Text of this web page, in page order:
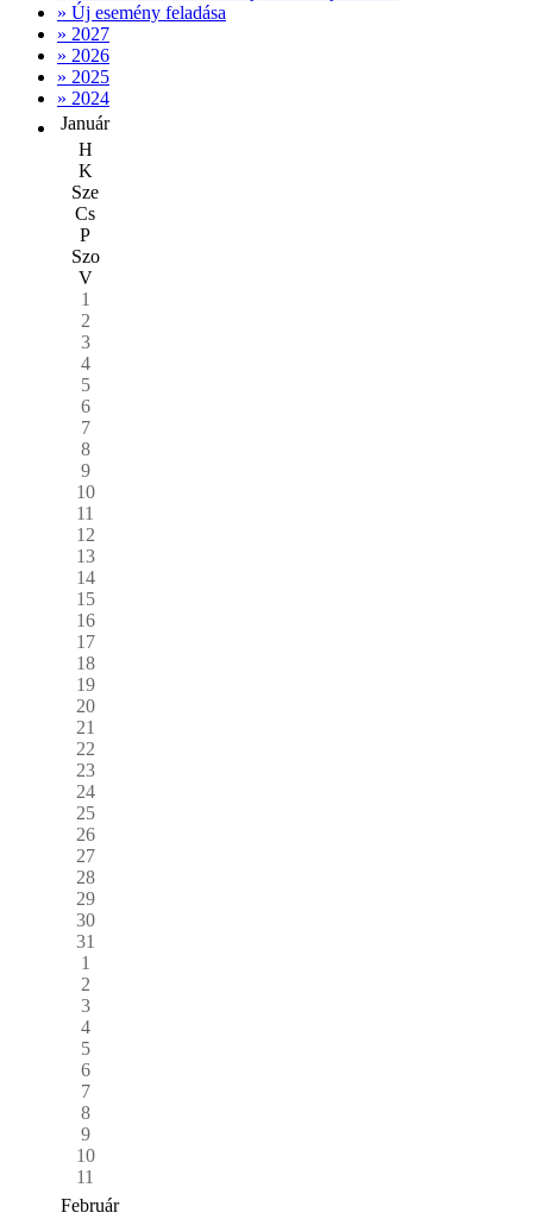
» Új esemény feladása
» 2027
» 2026
» 2025
» 2024
Január
H
K
Sze
Cs
P
Szo
V
1
2
3
4
5
6
7
8
9
10
11
12
13
14
15
16
17
18
19
20
21
22
23
24
25
26
27
28
29
30
31
1
2
3
4
5
6
7
8
9
10
11
Február